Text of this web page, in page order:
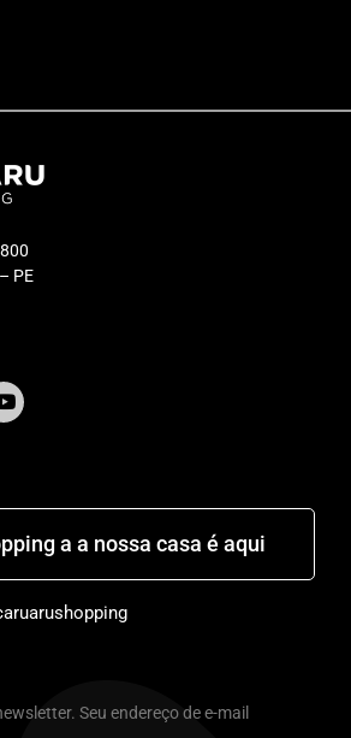
PE
a a nossa casa é aqui
Seu endereço de e-mail